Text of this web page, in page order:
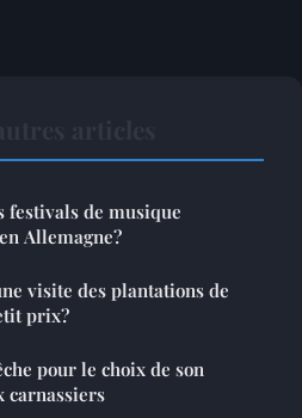
festivals de musique
Allemagne?
visite des plantations de
prix?
pour le choix de son
carnassiers